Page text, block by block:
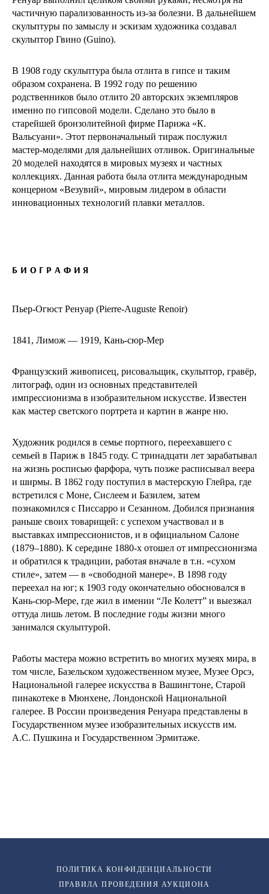
частичную парализованность из-за болезни. В дальнейшем
скульптуры по замыслу и эскизам художника создавал
скульптор Гвино (Guino).
В 1908 году скульптура была отлита в гипсе и таким
образом сохранена. В 1992 году по решению
родственников было отлито 20 авторских экземпляров
именно по гипсовой модели. Сделано это было в
старейшей бронзолитейной фирме Парижа «К.
Вальсуани». Этот первоначальный тираж послужил
мастер-моделями для дальнейших отливок. Оригинальные
20 моделей находятся в мировых музеях и частных
коллекциях. Данная работа была отлита международным
концерном «Везувий», мировым лидером в области
инновационных технологий плавки металлов.
БИОГРАФИЯ
Пьер-Огюст Ренуар (Pierre-Auguste Renoir)
1841, Лимож — 1919, Кань-сюр-Мер
Французский живописец, рисовальщик, скульптор, гравёр,
литограф, один из основных представителей
импрессионизма в изобразительном искусстве. Известен
как мастер светского портрета и картин в жанре ню.
Художник родился в семье портного, переехавшего с
семьей в Париж в 1845 году. С тринадцати лет зарабатывал
на жизнь росписью фарфора, чуть позже расписывал веера
и ширмы. В 1862 году поступил в мастерскую Глейра, где
встретился с Моне, Сислеем и Базилем, затем
познакомился с Писсарро и Сезанном. Добился признания
раньше своих товарищей: с успехом участвовал и в
выставках импрессионистов, и в официальном Салоне
(1879–1880). К середине 1880-х отошел от импрессионизма
и обратился к традиции, работая вначале в т.н. «сухом
стиле», затем — в «свободной манере». В 1898 году
переехал на юг; к 1903 году окончательно обосновался в
Кань-сюр-Мере, где жил в имении “Ле Колетт” и выезжал
оттуда лишь летом. В последние годы жизни много
занимался скульптурой.
Работы мастера можно встретить во многих музеях мира, в
том числе, Базельском художественном музее, Музее Орсэ,
Национальной галерее искусства в Вашингтоне, Старой
пинакотеке в Мюнхене, Лондонской Национальной
галерее. В России произведения Ренуара представлены в
Государственном музее изобразительных искусств им.
А.С. Пушкина и Государственном Эрмитаже.
ПОЛИТИКА КОНФИДЕНЦИАЛЬНОСТИ
ПРАВИЛА ПРОВЕДЕНИЯ АУКЦИОНА